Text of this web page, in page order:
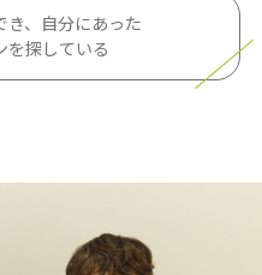
き、自分にあった
を探している